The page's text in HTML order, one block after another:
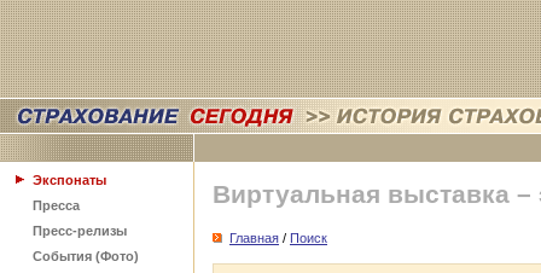
Экспонаты
Пресса
Пресс-релизы
События (Фото)
Виртуальная выставка –
Главная / Поиск